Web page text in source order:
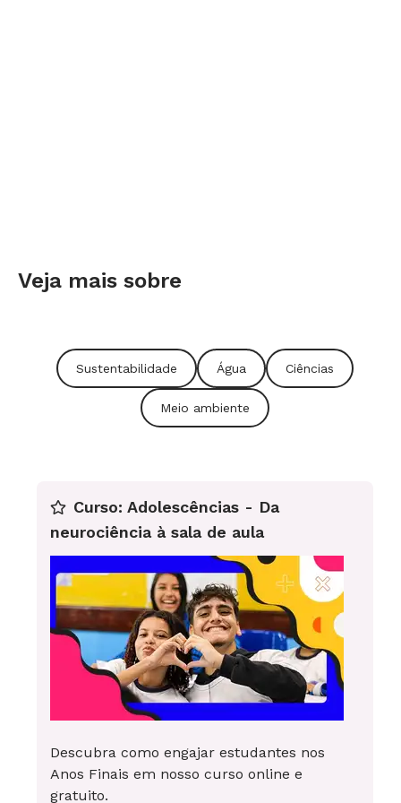
Veja mais sobre
Sustentabilidade Água Ciências
Meio ambiente
Curso: Adolescências - Da
neurociência à sala de aula
Descubra como engajar estudantes nos
Anos Finais em nosso curso online e
gratuito.